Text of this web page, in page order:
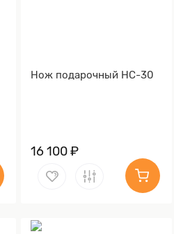
Нож подарочный НС-30
16 100 ₽